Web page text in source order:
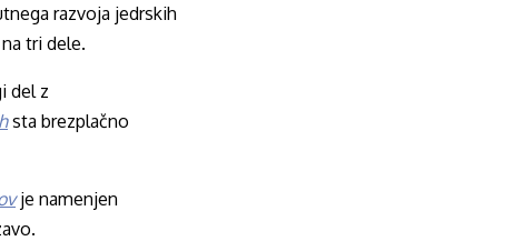
razvoja jedrskih
tri dele.
del z
sta brezplačno
je namenjen